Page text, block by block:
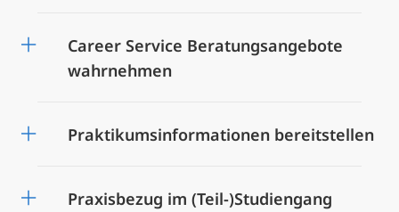
Career Service Beratungsangebote
wahrnehmen
Praktikumsinformationen bereitstellen
Praxisbezug im (Teil-)Studiengang